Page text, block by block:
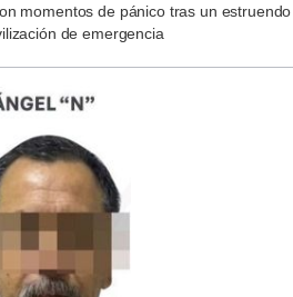
momentos de pánico tras un estruendo
de emergencia